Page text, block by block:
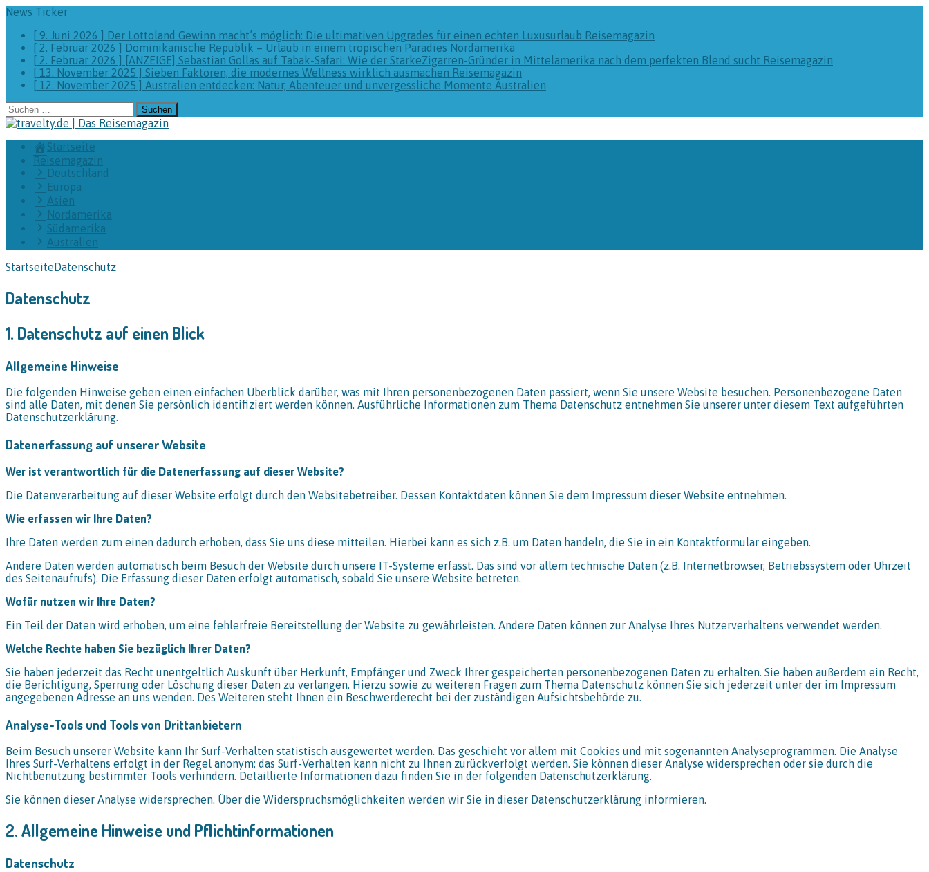
News Ticker
[ 9. Juni 2026 ] Der Lottoland Gewinn macht’s möglich: Die ultimativen Upgrades für einen echten Luxusurlaub Reisemagazin
[ 2. Februar 2026 ] Dominikanische Republik – Urlaub in einem tropischen Paradies Nordamerika
[ 2. Februar 2026 ] [ANZEIGE] Sebastian Gollas auf Tabak-Safari: Wie der StarkeZigarren-Gründer in Mittelamerika nach dem perfekten Blend sucht Reisemagazin
[ 13. November 2025 ] Sieben Faktoren, die modernes Wellness wirklich ausmachen Reisemagazin
[ 12. November 2025 ] Australien entdecken: Natur, Abenteuer und unvergessliche Momente Australien
Suchen
nach:
Startseite
Reisemagazin
Deutschland
Europa
Asien
Nordamerika
Südamerika
Australien
StartseiteDatenschutz
Datenschutz
1. Datenschutz auf einen Blick
Allgemeine Hinweise
Die folgenden Hinweise geben einen einfachen Überblick darüber, was mit Ihren personenbezogenen Daten passiert, wenn Sie unsere Website besuchen. Personenbezogene Daten
sind alle Daten, mit denen Sie persönlich identifiziert werden können. Ausführliche Informationen zum Thema Datenschutz entnehmen Sie unserer unter diesem Text aufgeführten
Datenschutzerklärung.
Datenerfassung auf unserer Website
Wer ist verantwortlich für die Datenerfassung auf dieser Website?
Die Datenverarbeitung auf dieser Website erfolgt durch den Websitebetreiber. Dessen Kontaktdaten können Sie dem Impressum dieser Website entnehmen.
Wie erfassen wir Ihre Daten?
Ihre Daten werden zum einen dadurch erhoben, dass Sie uns diese mitteilen. Hierbei kann es sich z.B. um Daten handeln, die Sie in ein Kontaktformular eingeben.
Andere Daten werden automatisch beim Besuch der Website durch unsere IT-Systeme erfasst. Das sind vor allem technische Daten (z.B. Internetbrowser, Betriebssystem oder Uhrzeit
des Seitenaufrufs). Die Erfassung dieser Daten erfolgt automatisch, sobald Sie unsere Website betreten.
Wofür nutzen wir Ihre Daten?
Ein Teil der Daten wird erhoben, um eine fehlerfreie Bereitstellung der Website zu gewährleisten. Andere Daten können zur Analyse Ihres Nutzerverhaltens verwendet werden.
Welche Rechte haben Sie bezüglich Ihrer Daten?
Sie haben jederzeit das Recht unentgeltlich Auskunft über Herkunft, Empfänger und Zweck Ihrer gespeicherten personenbezogenen Daten zu erhalten. Sie haben außerdem ein Recht,
die Berichtigung, Sperrung oder Löschung dieser Daten zu verlangen. Hierzu sowie zu weiteren Fragen zum Thema Datenschutz können Sie sich jederzeit unter der im Impressum
angegebenen Adresse an uns wenden. Des Weiteren steht Ihnen ein Beschwerderecht bei der zuständigen Aufsichtsbehörde zu.
Analyse-Tools und Tools von Drittanbietern
Beim Besuch unserer Website kann Ihr Surf-Verhalten statistisch ausgewertet werden. Das geschieht vor allem mit Cookies und mit sogenannten Analyseprogrammen. Die Analyse
Ihres Surf-Verhaltens erfolgt in der Regel anonym; das Surf-Verhalten kann nicht zu Ihnen zurückverfolgt werden. Sie können dieser Analyse widersprechen oder sie durch die
Nichtbenutzung bestimmter Tools verhindern. Detaillierte Informationen dazu finden Sie in der folgenden Datenschutzerklärung.
Sie können dieser Analyse widersprechen. Über die Widerspruchsmöglichkeiten werden wir Sie in dieser Datenschutzerklärung informieren.
2. Allgemeine Hinweise und Pflichtinformationen
Datenschutz